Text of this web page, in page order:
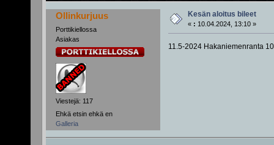
Ollinkurjuus
Porttikiellossa
Asiakas
Viestejä: 117
Ehkä etsin ehkä en
Galleria
Kesän aloitus bileet
« : 10.04.2024, 13:10 »
11.5-2024 Hakaniemenranta